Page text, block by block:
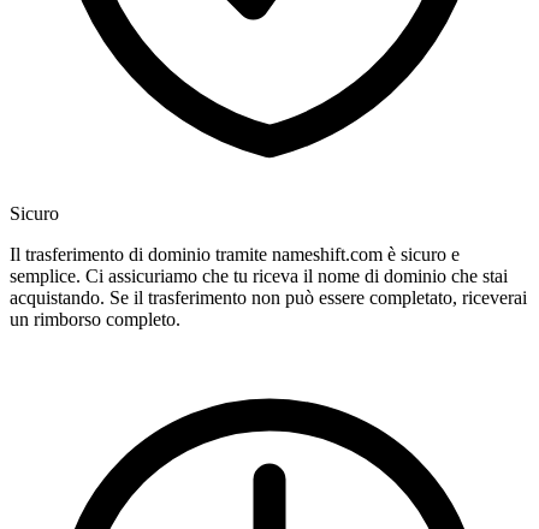
Sicuro
Il trasferimento di dominio tramite nameshift.com è sicuro e
semplice. Ci assicuriamo che tu riceva il nome di dominio che stai
acquistando. Se il trasferimento non può essere completato, riceverai
un rimborso completo.